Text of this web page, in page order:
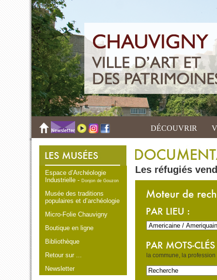
DÉCOUVRIR
Espace d’Archéologie
Industrielle -Donjon de Gouzon
Musée des traditions
populaires et d’archéologie
Micro-Folie Chauvigny
Boutique en ligne
Bibliothèque
Retour sur ...
Newsletter
Les réfugiés
la commune, la profession